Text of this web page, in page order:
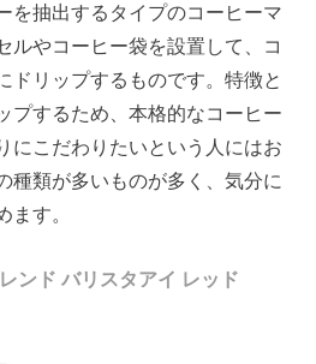
を抽出するタイプのコーヒーマ
ルやコーヒー袋を設置して、コ
ドリップするものです。特徴と
プするため、本格的なコーヒー
にこだわりたいという人にはお
種類が多いものが多く、気分に
ます。
ンド バリスタアイ レッド